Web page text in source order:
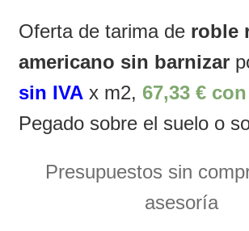
Oferta de tarima de roble
americano sin barnizar
sin IVAx m2, 67,33 €
Pegado sobre el suelo o
Presupuestos sin
asesoría